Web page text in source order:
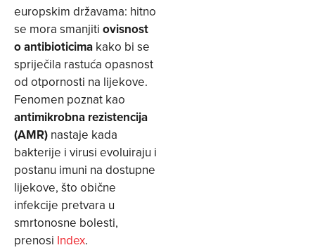
europskim državama: hitno
se mora smanjiti ovisnost
o antibioticima kako bi se
spriječila rastuća opasnost
od otpornosti na lijekove.
Fenomen poznat kao
antimikrobna rezistencija
(AMR) nastaje kada
bakterije i virusi evoluiraju i
postanu imuni na dostupne
lijekove, što obične
infekcije pretvara u
smrtonosne bolesti,
prenosi Index.